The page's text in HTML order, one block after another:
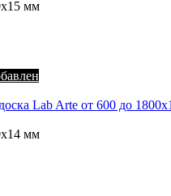
мм
Lab Arte от 600 до
мм